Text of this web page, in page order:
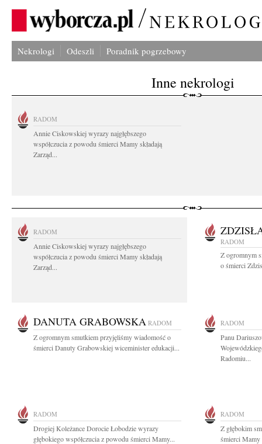
Nekrologi Odeszli Poradnik pogrzebowy
Inne nekrologi
RADOM
Annie Ciskowskiej wyrazy najgłębszego
współczucia z powodu śmierci Mamy składają
Zarząd...
RADOM
Annie Ciskowskiej wyrazy najgłębszego
współczucia z powodu śmierci Mamy składają
Zarząd...
RADOM
Z ogromnym
o śmierci
DANUTA GRABOWSKA RADOM
Z ogromnym smutkiem przyjęliśmy wiadomość o
śmierci Danuty Grabowskiej wiceminister edukacji...
RADOM
Panu
Radomiu...
RADOM
Drogiej Koleżance Dorocie Łobodzie wyrazy
głębokiego współczucia z powodu śmierci Mamy...
RADOM
Z głębokim
śmierci Mamy